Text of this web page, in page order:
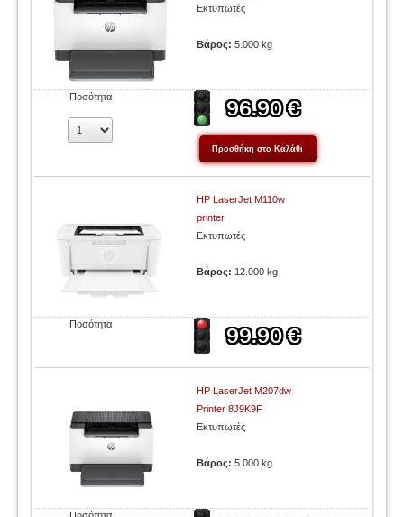
Εκτυπωτές
Βάρος:5.000 kg
Ποσότητα
HP LaserJet M110w
printer
Εκτυπωτές
Βάρος: 12.000 kg
Ποσότητα
HP LaserJet M207dw
Printer 8J9K9F
Εκτυπωτές
Βάρος:5.000 kg